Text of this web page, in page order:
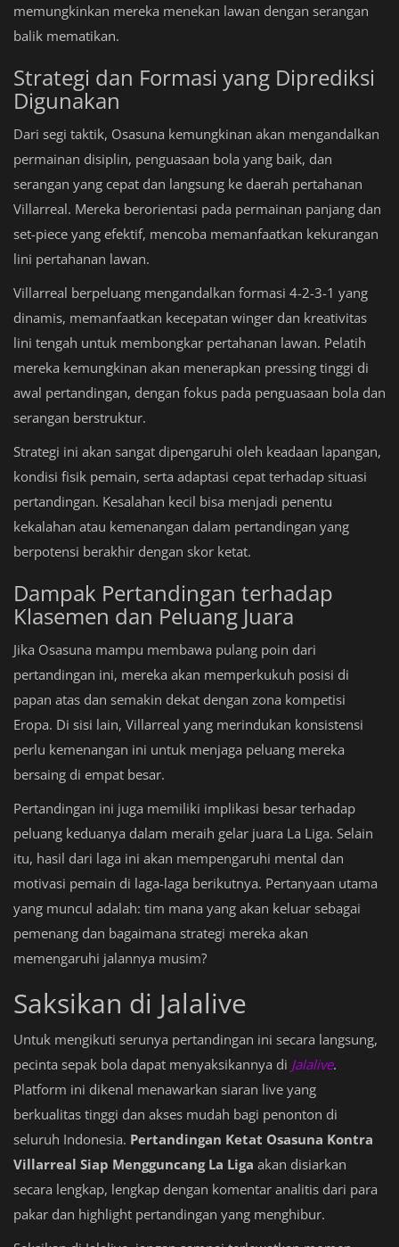
memungkinkan mereka menekan lawan dengan serangan
balik mematikan.
Strategi dan Formasi yang Diprediksi
Digunakan
Dari segi taktik, Osasuna kemungkinan akan mengandalkan
permainan disiplin, penguasaan bola yang baik, dan
serangan yang cepat dan langsung ke daerah pertahanan
Villarreal. Mereka berorientasi pada permainan panjang dan
set-piece yang efektif, mencoba memanfaatkan kekurangan
lini pertahanan lawan.
Villarreal berpeluang mengandalkan formasi 4-2-3-1 yang
dinamis, memanfaatkan kecepatan winger dan kreativitas
lini tengah untuk membongkar pertahanan lawan. Pelatih
mereka kemungkinan akan menerapkan pressing tinggi di
awal pertandingan, dengan fokus pada penguasaan bola dan
serangan berstruktur.
Strategi ini akan sangat dipengaruhi oleh keadaan lapangan,
kondisi fisik pemain, serta adaptasi cepat terhadap situasi
pertandingan. Kesalahan kecil bisa menjadi penentu
kekalahan atau kemenangan dalam pertandingan yang
berpotensi berakhir dengan skor ketat.
Dampak Pertandingan terhadap
Klasemen dan Peluang Juara
Jika Osasuna mampu membawa pulang poin dari
pertandingan ini, mereka akan memperkukuh posisi di
papan atas dan semakin dekat dengan zona kompetisi
Eropa. Di sisi lain, Villarreal yang merindukan konsistensi
perlu kemenangan ini untuk menjaga peluang mereka
bersaing di empat besar.
Pertandingan ini juga memiliki implikasi besar terhadap
peluang keduanya dalam meraih gelar juara La Liga. Selain
itu, hasil dari laga ini akan mempengaruhi mental dan
motivasi pemain di laga-laga berikutnya. Pertanyaan utama
yang muncul adalah: tim mana yang akan keluar sebagai
pemenang dan bagaimana strategi mereka akan
memengaruhi jalannya musim?
Saksikan di Jalalive
Untuk mengikuti serunya pertandingan ini secara langsung,
pecinta sepak bola dapat menyaksikannya di Jalalive.
Platform ini dikenal menawarkan siaran live yang
berkualitas tinggi dan akses mudah bagi penonton di
seluruh Indonesia. Pertandingan Ketat Osasuna Kontra
Villarreal Siap Mengguncang La Liga akan disiarkan
secara lengkap, lengkap dengan komentar analitis dari para
pakar dan highlight pertandingan yang menghibur.